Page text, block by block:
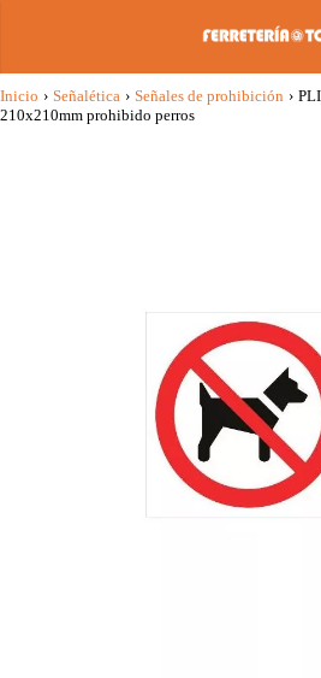
Inicio › Señalética › Señales de prohibición ›
210x210mm prohibido perros